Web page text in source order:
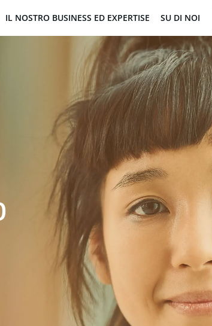
IL NOSTRO BUSINESS ED EXPERTISE SU DI NOI